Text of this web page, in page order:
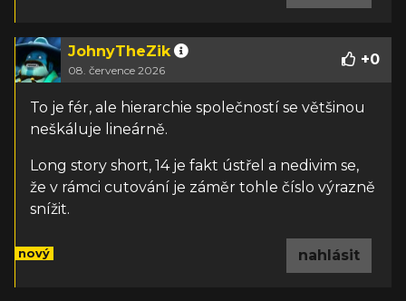
JohnyTheZik
08. července 2026
+0
To je fér, ale hierarchie společností se většinou
neškáluje lineárně.
Long story short, 14 je fakt ústřel a nedivim se,
že v rámci cutování je záměr tohle číslo výrazně
snížit.
nový nahlásit